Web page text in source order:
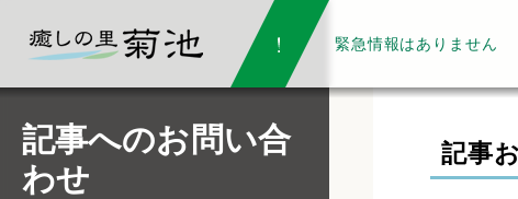
緊急情報はありません
記事へのお問い合
わせ
記事